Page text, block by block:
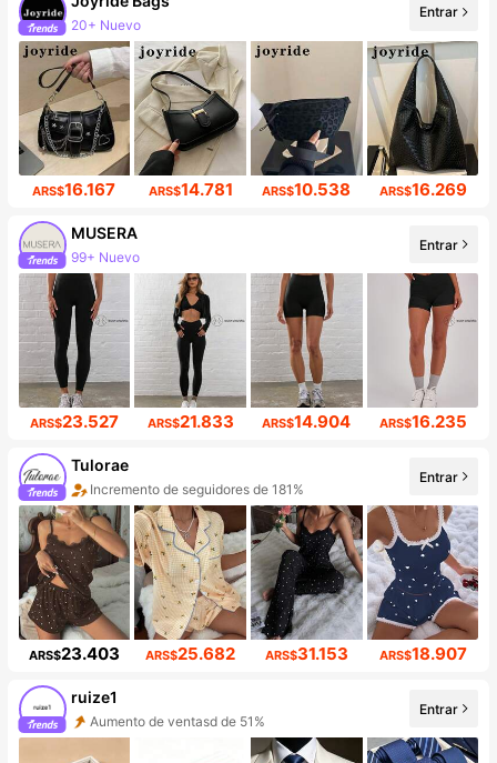
20+ Nuevo
Incremento de seguidores de 427%
Entrar
ARS$16.167 ARS$14.781 ARS$10.538 ARS$16.269
MUSERA
99+ Nuevo
4.3M seguidores
Entrar
ARS$23.527 ARS$21.833 ARS$14.904 ARS$16.235
Tulorae
Incremento de seguidores de 181%
Aumento de ventasd de 225%
Entrar
ARS$23.403 ARS$25.682 ARS$31.153 ARS$18.907
ruize1
Aumento de ventasd de 51%
Aumento de seguidores 999%+
Entrar